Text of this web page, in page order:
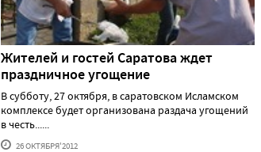
Жителей и гостей Саратова ждет
праздничное угощение
В субботу, 27 октября, в саратовском Исламском
комплексе будет организована раздача угощений
в честь......
26 ОКТЯБРЯ'2012